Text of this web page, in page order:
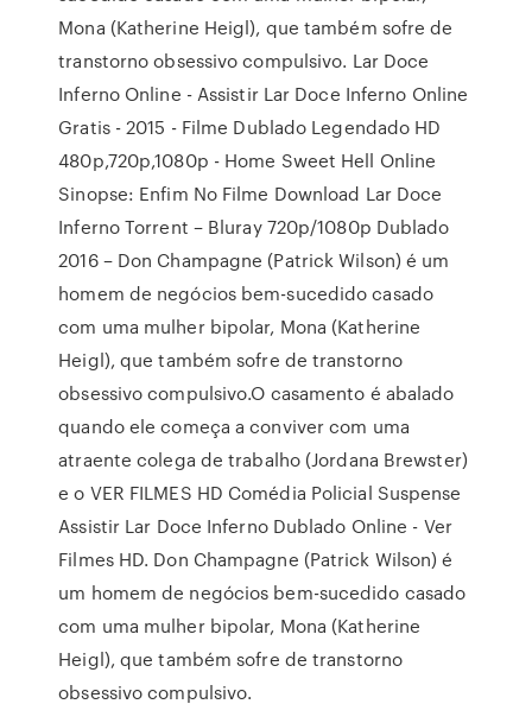
Mona (Katherine Heigl), que também sofre de
transtorno obsessivo compulsivo. Lar Doce
Inferno Online - Assistir Lar Doce Inferno Online
Gratis - 2015 - Filme Dublado Legendado HD
480p,720p,1080p - Home Sweet Hell Online
Sinopse: Enfim No Filme Download Lar Doce
Inferno Torrent – Bluray 720p/1080p Dublado
2016 – Don Champagne (Patrick Wilson) é um
homem de negócios bem-sucedido casado
com uma mulher bipolar, Mona (Katherine
Heigl), que também sofre de transtorno
obsessivo compulsivo.O casamento é abalado
quando ele começa a conviver com uma
atraente colega de trabalho (Jordana Brewster)
e o VER FILMES HD Comédia Policial Suspense
Assistir Lar Doce Inferno Dublado Online - Ver
Filmes HD. Don Champagne (Patrick Wilson) é
um homem de negócios bem-sucedido casado
com uma mulher bipolar, Mona (Katherine
Heigl), que também sofre de transtorno
obsessivo compulsivo.